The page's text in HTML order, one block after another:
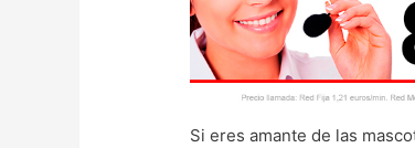
Si eres amante de las